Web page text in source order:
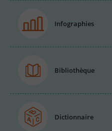
Infographies
Bibliothèque
Dictionnaire